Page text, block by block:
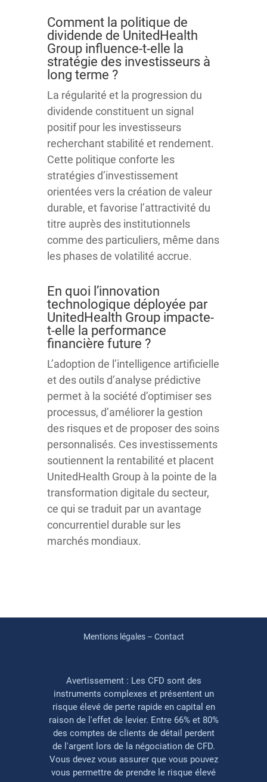
Comment la politique de
dividende de UnitedHealth
Group influence-t-elle la
stratégie des investisseurs à
long terme ?
La régularité et la progression du
dividende constituent un signal
positif pour les investisseurs
recherchant stabilité et rendement.
Cette politique conforte les
stratégies d’investissement
orientées vers la création de valeur
durable, et favorise l’attractivité du
titre auprès des institutionnels
comme des particuliers, même dans
les phases de volatilité accrue.
En quoi l’innovation
technologique déployée par
UnitedHealth Group impacte-
t-elle la performance
financière future ?
L’adoption de l’intelligence artificielle
et des outils d’analyse prédictive
permet à la société d’optimiser ses
processus, d’améliorer la gestion
des risques et de proposer des soins
personnalisés. Ces investissements
soutiennent la rentabilité et placent
UnitedHealth Group à la pointe de la
transformation digitale du secteur,
ce qui se traduit par un avantage
concurrentiel durable sur les
marchés mondiaux.
Mentions légales – Contact
Avertissement : Les CFD sont des
instruments complexes et présentent un
risque élevé de perte rapide en capital en
raison de l'effet de levier. Entre 66% et 80%
des comptes de clients de détail perdent
de l'argent lors de la négociation de CFD.
Vous devez vous assurer que vous pouvez
vous permettre de prendre le risque élevé